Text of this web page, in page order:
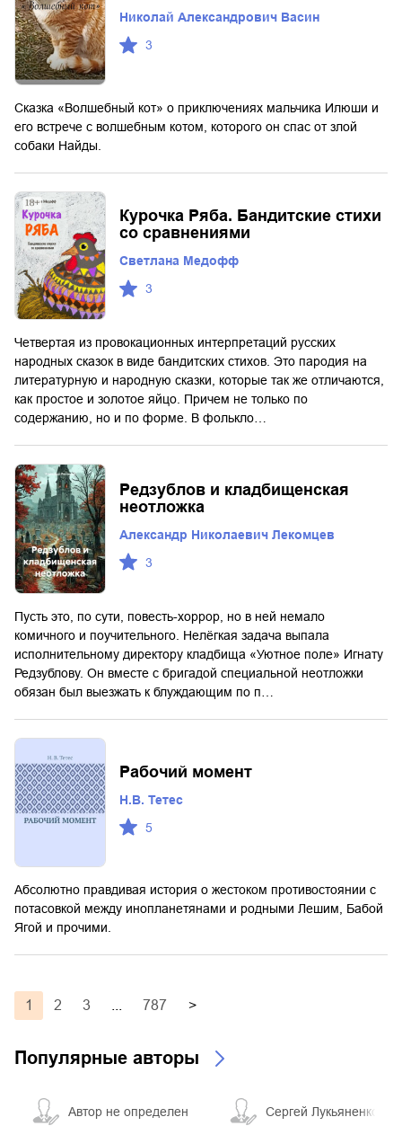
Николай Александрович Васин
3
Сказка «Волшебный кот» о приключениях мальчика Илюши и
его встрече с волшебным котом, которого он спас от злой
собаки Найды.
Курочка Ряба. Бандитские стихи
со сравнениями
Светлана Медофф
3
Четвертая из провокационных интерпретаций русских
народных сказок в виде бандитских стихов. Это пародия на
литературную и народную сказки, которые так же отличаются,
как простое и золотое яйцо. Причем не только по
содержанию, но и по форме. В фолькло…
Редзублов и кладбищенская
неотложка
Александр Николаевич Лекомцев
3
Пусть это, по сути, повесть-хоррор, но в ней немало
комичного и поучительного. Нелёгкая задача выпала
исполнительному директору кладбища «Уютное поле» Игнату
Редзублову. Он вместе с бригадой специальной неотложки
обязан был выезжать к блуждающим по п…
Рабочий момент
Н.В. Тетес
5
Абсолютно правдивая история о жестоком противостоянии с
потасовкой между инопланетянами и родными Лешим, Бабой
Ягой и прочими.
1 2 3 787 >
Популярные авторы
Автор не определен Сергей Лукьяненко